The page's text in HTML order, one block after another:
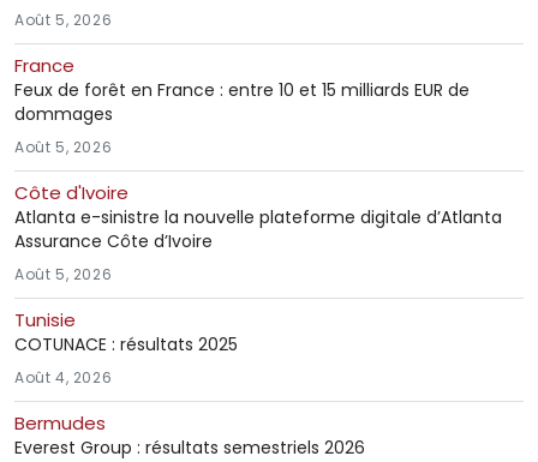
Août 5, 2026
France
Feux de forêt en France : entre 10 et 15 milliards EUR de
dommages
Août 5, 2026
Côte d'Ivoire
Atlanta e-sinistre la nouvelle plateforme digitale d’Atlanta
Assurance Côte d’Ivoire
Août 5, 2026
Tunisie
COTUNACE : résultats 2025
Août 4, 2026
Bermudes
Everest Group : résultats semestriels 2026